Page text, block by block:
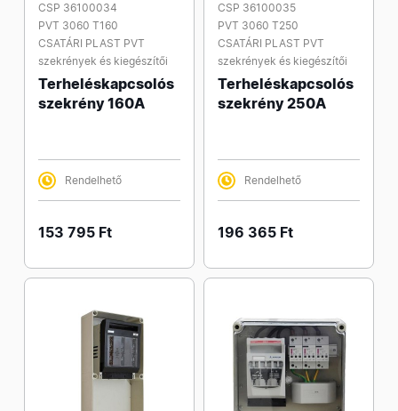
CSP 36100034
PVT 3060 T160
CSATÁRI PLAST PVT
szekrények és kiegészítői
Terheléskapcsolós
szekrény 160A
Rendelhető
153 795 Ft
CSP 36100035
PVT 3060 T250
CSATÁRI PLAST PVT
szekrények és kiegészítői
Terheléskapcsolós
szekrény 250A
Rendelhető
196 365 Ft